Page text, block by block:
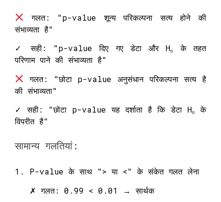
गलत: "p-value शून्य परिकल्पना सत्य होने की
संभाव्यता है"
✓ सही: "p-value दिए गए डेटा और H₀ के तहत
परिणाम पाने की संभाव्यता है"
गलत: "छोटा p-value अनुसंधान परिकल्पना सत्य है
की संभाव्यता"
✓ सही: "छोटा p-value यह दर्शाता है कि डेटा H₀ के
विपरीत है"
सामान्य गलतियां:
1. P-value के साथ "> या <" के संकेत गलत लेना
✗ गलत: 0.99 < 0.01 → सार्थक